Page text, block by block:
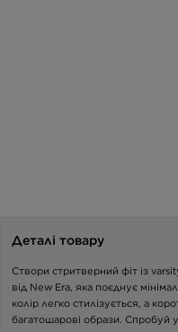
Деталі товару
Створи стритверний фіт із
від New Era, яка поєднує
колір легко стилізується, а
багатошарові образи. Спробуй